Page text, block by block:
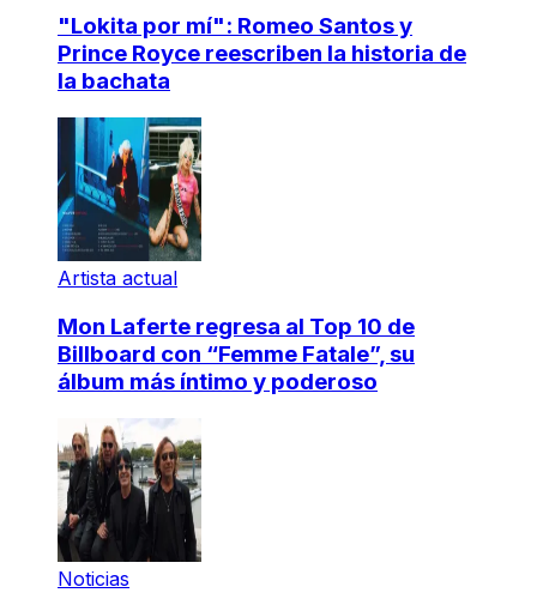
"Lokita por mí": Romeo Santos y
Prince Royce reescriben la historia de
la bachata
Artista actual
Mon Laferte regresa al Top 10 de
Billboard con “Femme Fatale”, su
álbum más íntimo y poderoso
Noticias